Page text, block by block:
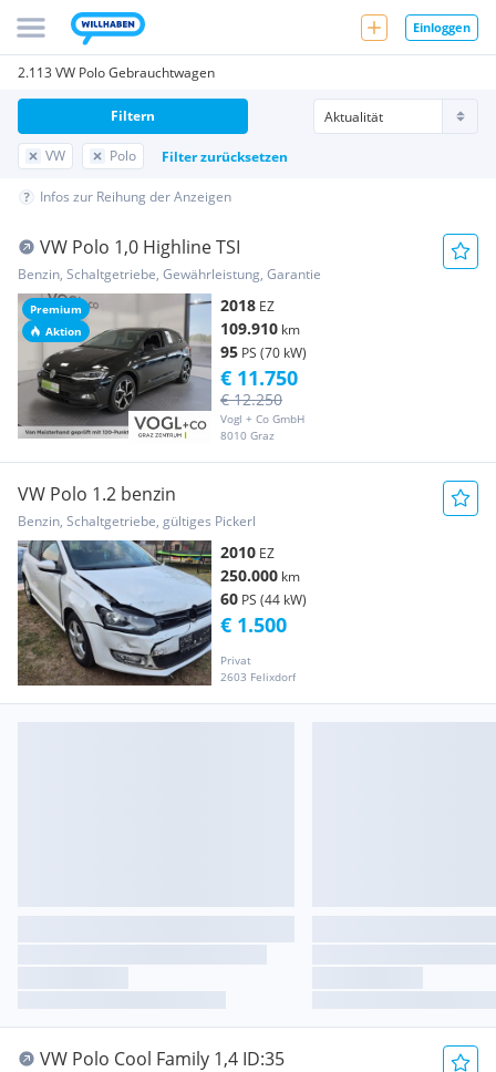
Einloggen
2.113 VW Polo Gebrauchtwagen
VW Polo Filter zurücksetzen
Filtern
Infos zur Reihung der Anzeigen
Premium
Aktion
VW Polo 1,0 Highline TSI
Benzin, Schaltgetriebe, Gewährleistung, Garantie
2018 EZ
109.910 km
95 PS (70 kW)
Vogl + Co GmbH
8010 Graz
€ 12.250
€ 11.750
VW Polo 1.2 benzin
Benzin, Schaltgetriebe, gültiges Pickerl
2010 EZ
250.000 km
60 PS (44 kW)
Privat
2603 Felixdorf
€ 1.500
VW Polo Cool Family 1,4 ID:35